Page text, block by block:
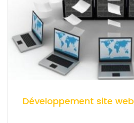
Développement site web